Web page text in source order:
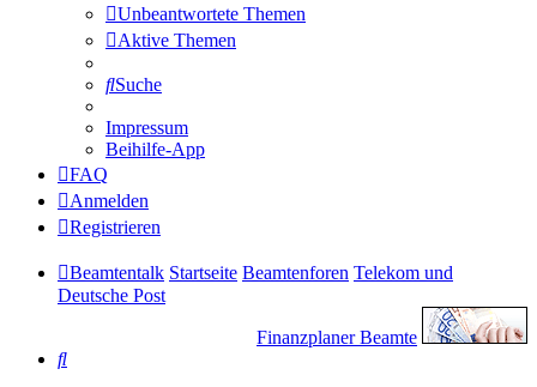
Unbeantwortete Themen
Aktive Themen
Suche
Impressum
Beihilfe-App
FAQ
Anmelden
Registrieren
Beamtentalk Startseite Beamtenforen Telekom und
Deutsche Post
Finanzplaner Beamte
Suche